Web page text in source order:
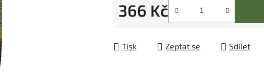
hvězdiček.
366 Kč
Tisk Zeptat se Sdílet